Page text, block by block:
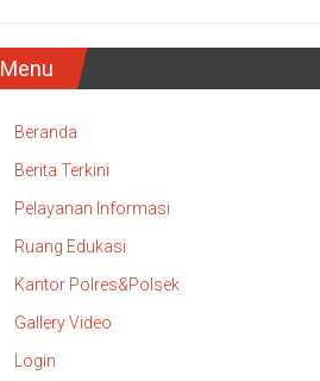
Menu
Beranda
Berita Terkini
Pelayanan Informasi
Ruang Edukasi
Kantor Polres&Polsek
Gallery Video
Login